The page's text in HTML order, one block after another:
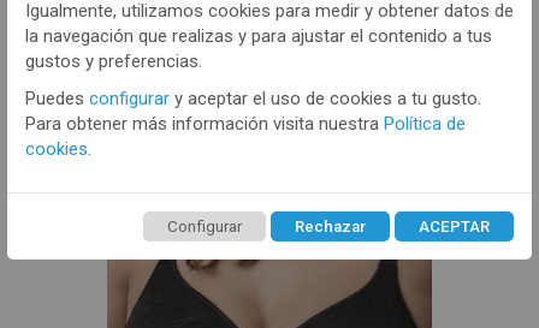
Sujetador mujer Selene Nora Copa C
Deportivo/Postquirúrgico
VER MÁS
Igualmente, utilizamos cookies para medir y obtener datos de
la navegación que realizas y para ajustar el contenido a tus
gustos y preferencias.
Puedes configurar y aceptar el uso de cookies a tu gusto.
Para obtener más información visita nuestra Política de
cookies.
Configurar Rechazar ACEPTAR